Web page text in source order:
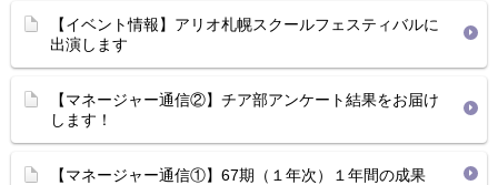
【イベント情報】アリオ札幌スクールフェスティバルに
出演します
【マネージャー通信②】チア部アンケート結果をお届け
します！
【マネージャー通信①】67期（１年次）１年間の成果